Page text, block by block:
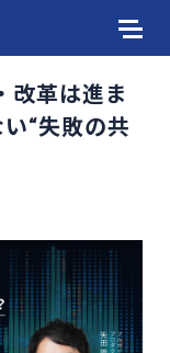
改革は進ま
“失敗の共